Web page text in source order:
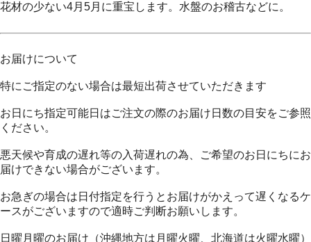
花材の少ない4月5月に重宝します。水盤のお稽古などに。
お届けについて
特にご指定のない場合は最短出荷させていただきます
お日にち指定可能日はご注文の際のお届け日数の目安をご参照
ください。
悪天候や育成の遅れ等の入荷遅れの為、ご希望のお日にちにお
届けできない場合がございます。
お急ぎの場合は日付指定を行うとお届けがかえって遅くなるケ
ースがございますので適時ご判断お願いします。
日曜月曜のお届け（沖縄地方は月曜火曜、北海道は火曜水曜）